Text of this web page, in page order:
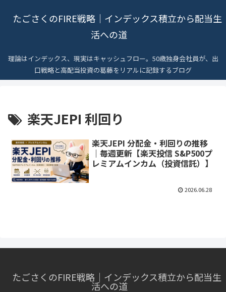
たごさくのFIRE戦略｜インデックス積立から配当生
活への道
理論はインデックス、現実はキャッシュフロー。50歳独身会社員が、出
口戦略と高配当投資の葛藤をリアルに記録するブログ
楽天JEPI 利回り
楽天JEPI 分配金・利回りの推移
｜毎週更新【楽天投信 S&P500プ
レミアムインカム（投資信託）】
2026.06.28
たごさくのFIRE戦略｜インデックス積立から配当生
活への道